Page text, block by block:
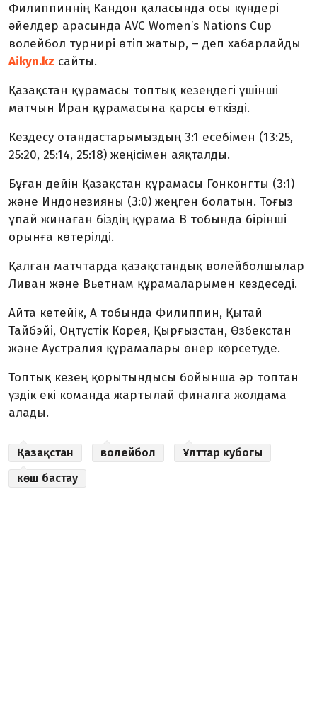
Филиппиннің Кандон қаласында осы күндері
әйелдер арасында AVC Women’s Nations Cup
волейбол турнирі өтіп жатыр, – деп хабарлайды
Aikyn.kz сайты.
Қазақстан құрамасы топтық кезеңдегі үшінші
матчын Иран құрамасына қарсы өткізді.
Кездесу отандастарымыздың 3:1 есебімен (13:25,
25:20, 25:14, 25:18) жеңісімен аяқталды.
Бұған дейін Қазақстан құрамасы Гонконгты (3:1)
және Индонезияны (3:0) жеңген болатын. Тоғыз
ұпай жинаған біздің құрама В тобында бірінші
орынға көтерілді.
Қалған матчтарда қазақстандық волейболшылар
Ливан және Вьетнам құрамаларымен кездеседі.
Айта кетейік, А тобында Филиппин, Қытай
Тайбэйі, Оңтүстік Корея, Қырғызстан, Өзбекстан
және Аустралия құрамалары өнер көрсетуде.
Топтық кезең қорытындысы бойынша әр топтан
үздік екі команда жартылай финалға жолдама
алады.
Қазақстан волейбол
Ұлттар кубогы
көш бастау